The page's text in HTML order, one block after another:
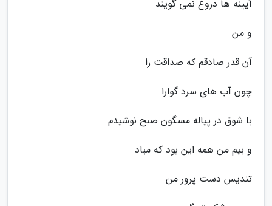
آیینه ها دروغ نمی گویند
و من
آن قدر صادقم که صداقت را
چون آب های سرد گوارا
با شوق در پیاله مسگون صبح نوشیدم
و بیم من همه این بود که مباد
تندیس دست پرور من